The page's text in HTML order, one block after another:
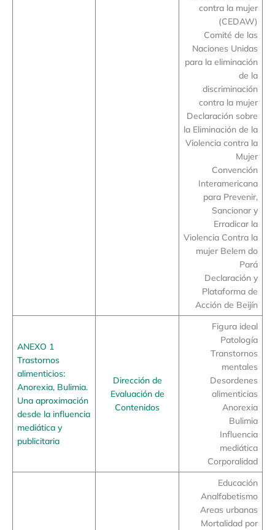
contra la mujer
(CEDAW)
Comité de las
Naciones Unidas
para la eliminación
de la
discriminación
contra la mujer
Declaración sobre
la Eliminación de la
Violencia contra la
Mujer
Convención
Interamericana
para Prevenir,
Sancionar y
Erradicar la
Violencia Contra la
mujer Belem do
Pará
Declaración y
Plataforma de
Acción de Beijín
ANEXO 1
Trastornos
alimenticios:
Anorexia, Bulimia.
Una aproximación
desde la influencia
mediática y
publicitaria
Dirección de
Evaluación de
Contenidos
Figura ideal
Patología
Transtornos
mentales
Desordenes
alimenticias
Anorexia
Bulimia
Influencia
mediática
Corporalidad
Educación
Analfabetismo
Areas urbanas
Mortalidad por